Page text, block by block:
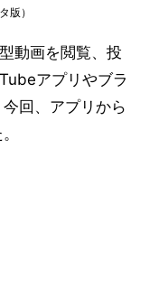
版）
動画を閲覧、投
アプリやブラ
回、アプリから